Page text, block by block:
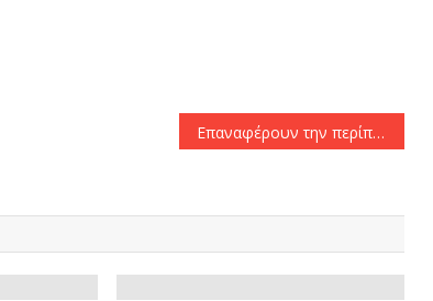
Επαναφέρουν την περίπτωση Παβόν στη Βραζιλία για τον Παναθηναϊκό